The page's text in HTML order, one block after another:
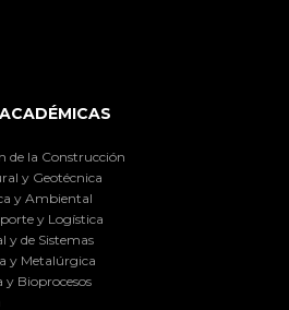
de la Construcción
y Geotécnica
y Ambiental
y Logística
y de Sistemas
y Metalúrgica
Bioprocesos